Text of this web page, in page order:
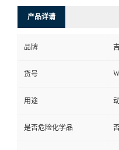
产品详请
品牌
货号
用途
是否危险化学品